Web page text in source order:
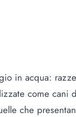
in acqua: razze
come cani
che